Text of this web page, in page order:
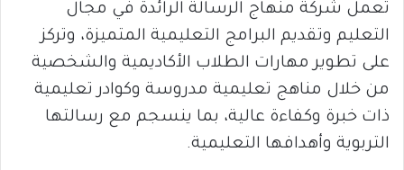
تعمل شركة منهاج الرسالة الرائدة في مجال
التعليم وتقديم البرامج التعليمية المتميزة، وتركز
على تطوير مهارات الطلاب الأكاديمية والشخصية
من خلال مناهج تعليمية مدروسة وكوادر تعليمية
ذات خبرة وكفاءة عالية، بما ينسجم مع رسالتها
التربوية وأهدافها التعليمية.